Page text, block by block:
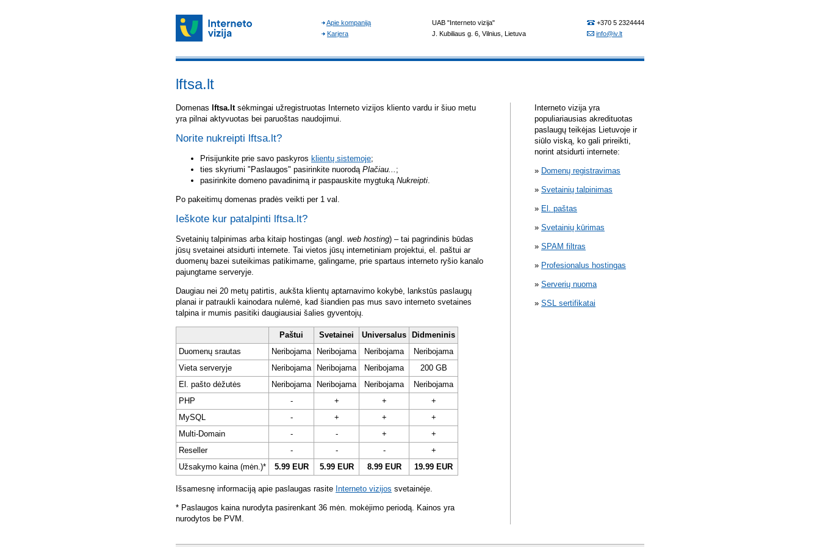
lftsa.lt
Domenas lftsa.ltsėkmingai užregistruotas Interneto vizijos kliento vardu ir šiuo metu
yra pilnai aktyvuotas bei paruoštas naudojimui.
Norite nukreipti lftsa.lt?
Prisijunkite prie savo paskyros klientų sistemoje;
ties skyriumi "Paslaugos" pasirinkite nuorodą Plačiau... ;
pasirinkite domeno pavadinimą ir paspauskite mygtuką Nukreipti.
Po pakeitimų domenas pradės veikti per 1 val.
Ieškote kur patalpinti lftsa.lt?
Svetainių talpinimas arba kitaip hostingas (angl. web hosting) – tai pagrindinis būdas
jūsų svetainei atsidurti internete. Tai vietos jūsų internetiniam projektui, el. paštui ar
duomenų bazei suteikimas patikimame, galingame, prie spartaus interneto ryšio kanalo
pajungtame serveryje.
Daugiau nei 20 metų patirtis, aukšta klientų aptarnavimo kokybė, lankstūs paslaugų
planai ir patraukli kainodara nulėmė, kad šiandien pas mus savo interneto svetaines
talpina ir mumis pasitiki daugiausiai šalies gyventojų.
Paštui Svetainei Universalus
Didmeninis
Duomenų srautas
Neribojama Neribojama Neribojama
Neribojama
Vieta serveryje
Neribojama Neribojama Neribojama
200 GB
El. pašto dėžutės
Neribojama Neribojama Neribojama
Neribojama
PHP
- + +
+
MySQL
- + +
+
Multi-Domain
- - +
+
Reseller
- - -
+
Užsakymo kaina (mėn.)*
5.99 EUR 5.99 EUR 8.99 EUR 19.99 EUR
Išsamesnę informaciją apie paslaugas rasite Interneto vizijos svetainėje.
* Paslaugos kaina nurodyta pasirenkant 36 mėn. mokėjimo periodą. Kainos yra
nurodytos be PVM.
Interneto vizija yra
populiariausias akredituotas
paslaugų teikėjas Lietuvoje ir
siūlo viską, ko gali prireikti,
norint atsidurti internete:
Domenų registravimas
Svetainių talpinimas
El. paštas
Svetainių kūrimas
SPAM filtras
Profesionalus hostingas
Serverių nuoma
SSL sertifikatai